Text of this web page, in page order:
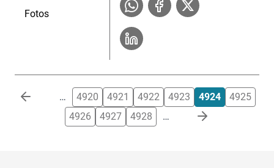
Fotos
Paginación … 4920 4921 4922 4923 4924
4925
4926
4927 4928 …